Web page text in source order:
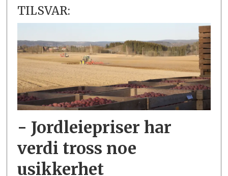
TILSVAR:
- Jordleiepriser har
verdi tross noe
usikkerhet